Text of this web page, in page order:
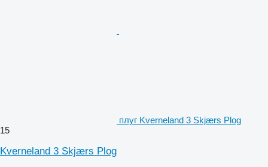
плуг Kverneland 3 Skjærs Plog
15
Kverneland 3 Skjærs Plog